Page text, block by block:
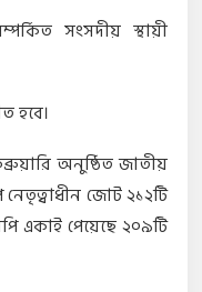
সংসদীয় স্থায়ী
হবে।
অনুষ্ঠিত জাতীয়
নেতৃত্বাধীন জোট ২১২টি
একাই পেয়েছে ২০৯টি